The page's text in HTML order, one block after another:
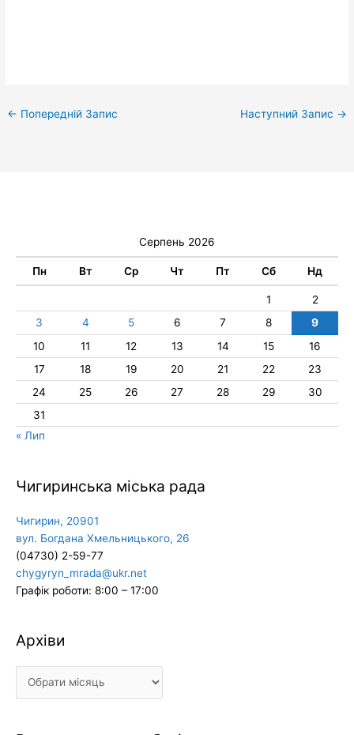
← Попередній Запис Наступний Запис →
Серпень 2026
Пн Вт Ср Чт Пт Сб Нд
1
2
3
4 5 6 7 8
9
10
11 12 13 14 15
16
17
18 19 20 21 22
23
24
25 26 27 28 29
30
31
« Лип
Чигиринська міська рада
Чигирин, 20901
вул. Богдана Хмельницького, 26
(04730) 2-59-77
chygyryn_mrada@ukr.net
Графік роботи: 8:00 – 17:00
Архіви
Архіви